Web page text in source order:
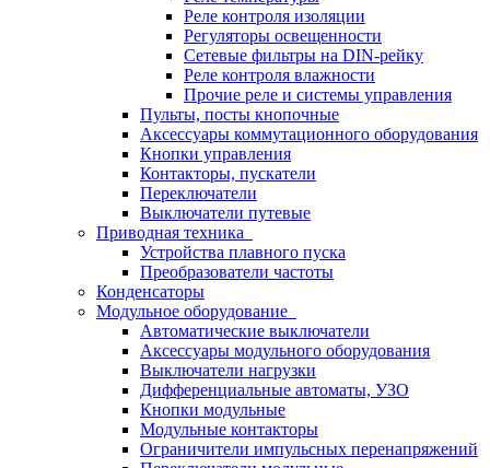
Реле контроля изоляции
Регуляторы освещенности
Сетевые фильтры на DIN-рейку
Реле контроля влажности
Прочие реле и системы управления
Пульты, посты кнопочные
Аксессуары коммутационного оборудования
Кнопки управления
Контакторы, пускатели
Переключатели
Выключатели путевые
Приводная техника
Устройства плавного пуска
Преобразователи частоты
Конденсаторы
Модульное оборудование
Автоматические выключатели
Аксессуары модульного оборудования
Выключатели нагрузки
Дифференциальные автоматы, УЗО
Кнопки модульные
Модульные контакторы
Ограничители импульсных перенапряжений